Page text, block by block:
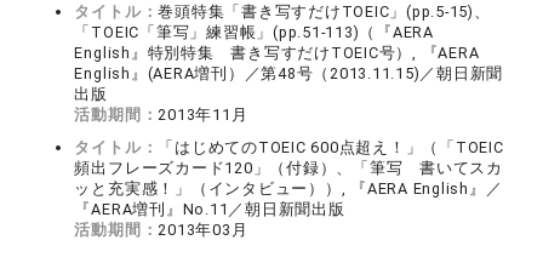
タイトル：巻頭特集「書き写すだけTOEIC」(pp.5-15)、
「TOEIC「筆写」練習帳」(pp.51-113)（『AERA
English』特別特集 書き写すだけTOEIC号）, 『AERA
English』(AERA増刊）／第48号（2013.11.15)／朝日新聞
出版
活動期間： 2013年11月
タイトル：
「はじめてのTOEIC 600点超え！」（「TOEIC
頻出フレーズカード120」（付録）、「筆写 書いてスカ
ッと充実感！」（インタビュー））, 『AERA English』／
『AERA増刊』No.11／朝日新聞出版
活動期間： 2013年03月